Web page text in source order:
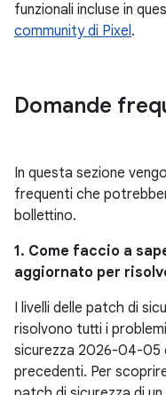
funzionali incluse in
community di Pixel.
Domande
In questa sezione
frequenti che
bollettino.
1. Come faccio a
aggiornato per
I livelli delle patch di
risolvono tutti i
sicurezza 2026-04-05
precedenti. Per